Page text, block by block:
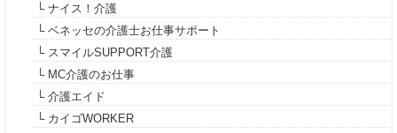
└ ナイス！介護
└ ベネッセの介護士お仕事サポート
└ スマイルSUPPORT介護
└ MC介護のお仕事
└ 介護エイド
└ カイゴWORKER